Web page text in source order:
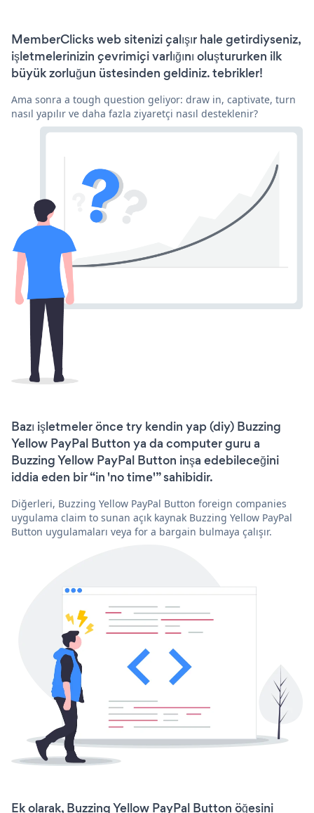
MemberClicks web sitenizi çalışır hale getirdiyseniz,
işletmelerinizin çevrimiçi varlığını oluştururken ilk
büyük zorluğun üstesinden geldiniz. tebrikler!
Ama sonra a tough question geliyor: draw in, captivate, turn
nasıl yapılır ve daha fazla ziyaretçi nasıl desteklenir?
Bazı işletmeler önce try kendin yap (diy) Buzzing
Yellow PayPal Button ya da computer guru a
Buzzing Yellow PayPal Button inşa edebileceğini
iddia eden bir “in 'no time'” sahibidir.
Diğerleri, Buzzing Yellow PayPal Button foreign companies
uygulama claim to sunan açık kaynak Buzzing Yellow PayPal
Button uygulamaları veya for a bargain bulmaya çalışır.
Ek olarak, Buzzing Yellow PayPal Button öğesini